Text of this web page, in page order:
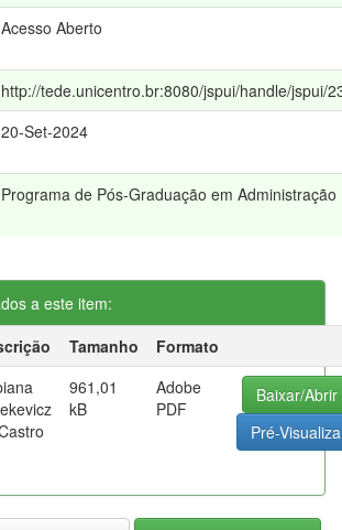
Acesso Aberto
http://tede.unicentro.br:8080/jspui/handle/jspui/
20-Set-2024
Programa de Pós-Graduação em Administração
a este item:
Tamanho
Formato
961,01
kB
Adobe
PDF
Baixar/Abrir
Pré-